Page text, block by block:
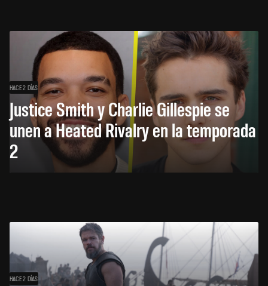
HACE 2 DÍAS
Justice Smith y Charlie Gillespie se
unen a Heated Rivalry en la temporada
2
HACE 2 DÍAS